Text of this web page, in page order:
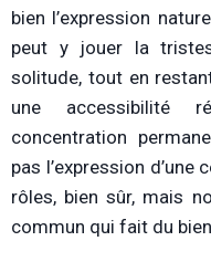
bien l’expression
peut y jouer la
solitude, tout en
une accessibilité
concentration
pas l’expression
rôles, bien sûr, mais
commun qui fait du